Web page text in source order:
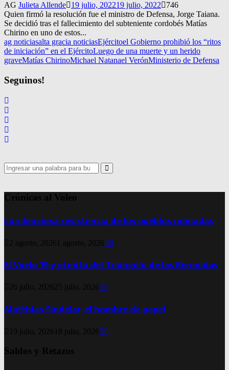
AG Julieta Allende 19 julio, 202219 julio, 2022
746
Quien firmó la resolución fue el ministro de Defensa, Jorge Taiana.
Se decidió tras el fallecimiento del subteniente cordobés Matías
Chirino en uno de estos...
ag noticiasalta gracia noticiasEjércitoel Gobierno prohibió los “ritos
de iniciación” en el EjércitoLuego de una muerte y un herido
graveMatías ChirinoMichael Natanael VerónMinisterio de Defensa
Seguinos!
Search
for:
Search
Crónicas al Voleo
La silenciosa resistencia de los pueblos nómadas
2 agosto, 2026 1 agosto, 2026 0
El Vuelo 19 y el mito del Triángulo de las Bermudas
26 julio, 2026 25 julio, 2026 0
Matthias Sindelar, el hombre de papel
19 julio, 2026 18 julio, 2026 0
Saldos y Retazos